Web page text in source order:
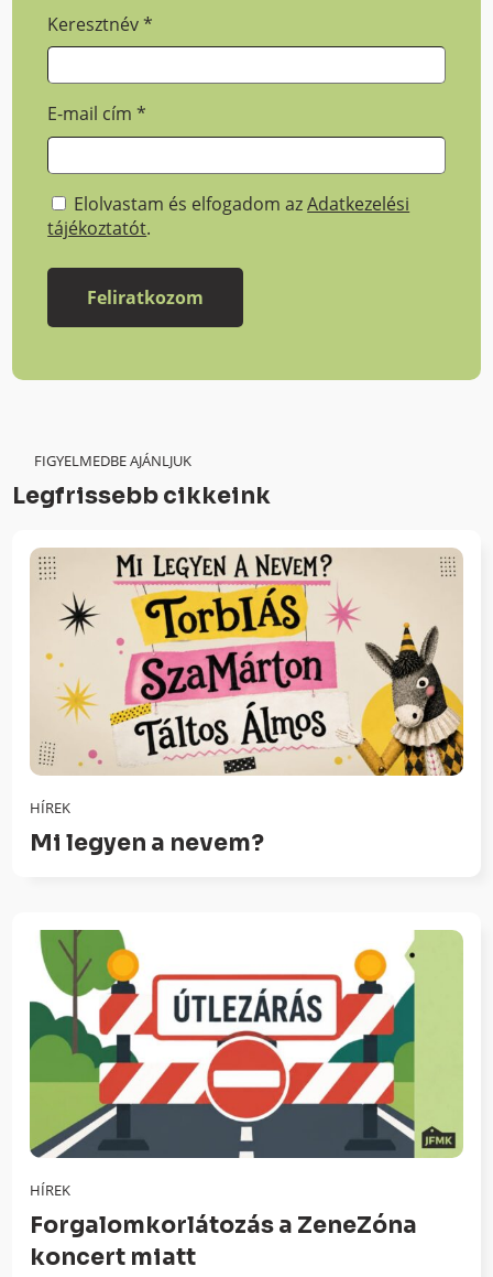
Keresztnév*
E-mail cím*
Elolvastam és elfogadom azAdatkezelési
tájékoztatót.
FIGYELMEDBE AJÁNLJUK
Legfrissebb cikkeink
HÍREK
Mi legyen a nevem?
HÍREK
Forgalomkorlátozás a ZeneZóna
koncert miatt